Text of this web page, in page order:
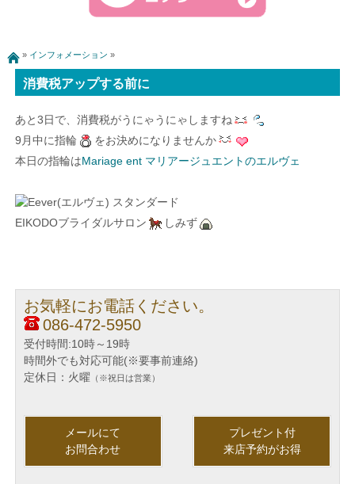
» インフォメーション »
消費税アップする前に
あと3日で、消費税がうにゃうにゃしますね
9月中に指輪
をお決めになりませんか
本日の指輪はMariage ent マリアージュエントのエルヴェ
EIKODOブライダルサロン しみず
お気軽にお電話ください。
086-472-5950
受付時間:10時～19時
時間外でも対応可能(※要事前連絡)
定休日：火曜 （※祝日は営業）
メールにて
お問合わせ
プレゼント付
来店予約がお得